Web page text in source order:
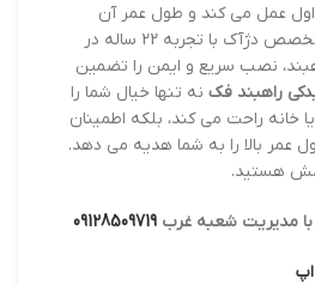
اول عمل می کند و طول عمر آن
افزایش می یابد. تیم متخصص دژآک با تجربه 22 ساله در
نصب سریع و ایمن را تضمین
راهبند فک نه تنها خیال شما را
خانه راحت می کند، بلکه اطمینان
عمر بالا را به شما هدیه می دهد.
هستید.
مدیریت شعبه غرب 09128509719